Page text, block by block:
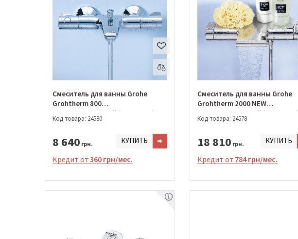
Смеситель для ванны Grohe
Grohtherm 800
термостатический (34567000)
Код товара: 24580
8 640 грн. КУПИТЬ
Кредит от360 грн/мес.
Смеситель для ванны Grohe
Grohtherm 2000 NEW
термостатический (34464001)
Код товара: 24578
18 810 грн. КУПИТЬ
Кредит от 784 грн/мес.